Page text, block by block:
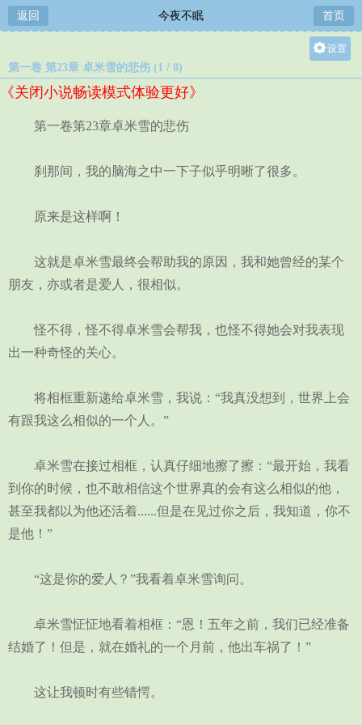
返回 今夜不眠 首页
设置
第一卷 第23章 卓米雪的悲伤 (1 / 8)
《关闭小说畅读模式体验更好》
第一卷第23章卓米雪的悲伤
刹那间，我的脑海之中一下子似乎明晰了很多。
原来是这样啊！
这就是卓米雪最终会帮助我的原因，我和她曾经的某个
朋友，亦或者是爱人，很相似。
怪不得，怪不得卓米雪会帮我，也怪不得她会对我表现
出一种奇怪的关心。
将相框重新递给卓米雪，我说：“我真没想到，世界上会
有跟我这么相似的一个人。”
卓米雪在接过相框，认真仔细地擦了擦：“最开始，我看
到你的时候，也不敢相信这个世界真的会有这么相似的他，
甚至我都以为他还活着......但是在见过你之后，我知道，你不
是他！”
“这是你的爱人？”我看着卓米雪询问。
卓米雪怔怔地看着相框：“恩！五年之前，我们已经准备
结婚了！但是，就在婚礼的一个月前，他出车祸了！”
这让我顿时有些错愕。